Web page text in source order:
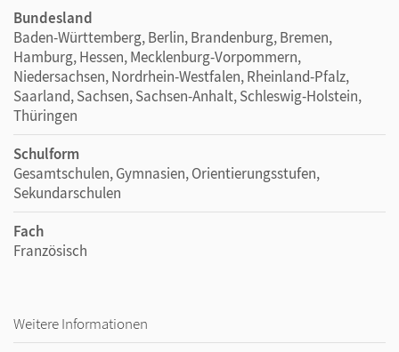
Bundesland
Baden-Württemberg, Berlin, Brandenburg, Bremen,
Hamburg, Hessen, Mecklenburg-Vorpommern,
Niedersachsen, Nordrhein-Westfalen, Rheinland-Pfalz,
Saarland, Sachsen, Sachsen-Anhalt, Schleswig-Holstein,
Thüringen
Schulform
Gesamtschulen, Gymnasien, Orientierungsstufen,
Sekundarschulen
Fach
Französisch
Weitere Informationen